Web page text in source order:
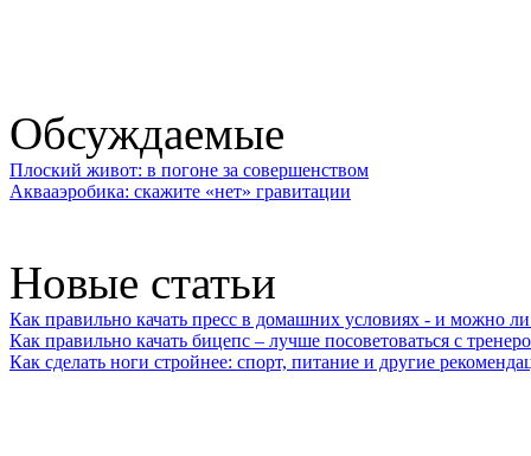
Обсуждаемые
Плоский живот: в погоне за совершенством
Аквааэробика: скажите «нет» гравитации
Новые статьи
Как правильно качать пресс в домашних условиях - и можно
Как правильно качать бицепс – лучше посоветоваться с
Как сделать ноги стройнее: спорт, питание и другие